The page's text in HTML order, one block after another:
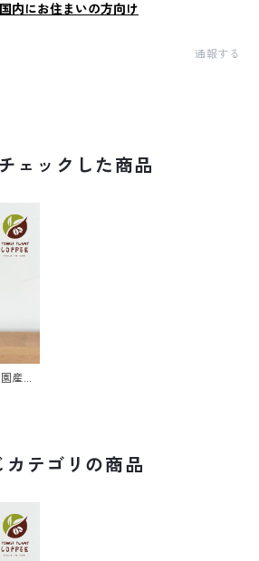
内にお住まいの方向け
通報する
ェックした商品
産オ
カテゴリの商品